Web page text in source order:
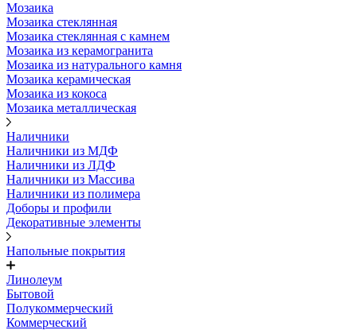
Мозаика
Мозаика стеклянная
Мозаика стеклянная с камнем
Мозаика из керамогранита
Мозаика из натурального камня
Мозаика керамическая
Мозаика из кокоса
Мозаика металлическая
Наличники
Наличники из МДФ
Наличники из ЛДФ
Наличники из Массива
Наличники из полимера
Доборы и профили
Декоративные элементы
Напольные покрытия
Линолеум
Бытовой
Полукоммерческий
Коммерческий